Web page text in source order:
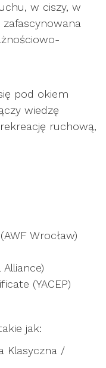
w ciszy, w
pod okiem
wiedzę
ruchową,
Wrocław)
(YACEP)
jak:
Klasyczna /